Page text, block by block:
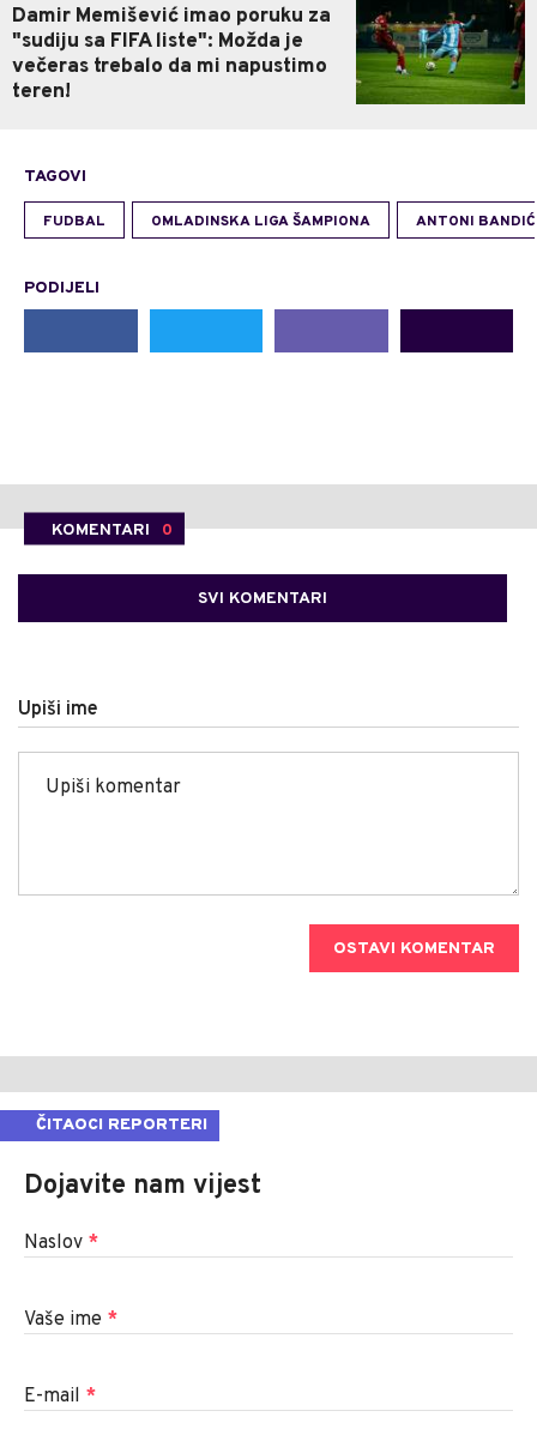
Damir Memišević imao poruku za
"sudiju sa FIFA liste": Možda je
večeras trebalo da mi napustimo
teren!
TAGOVI
FUDBAL OMLADINSKA LIGA ŠAMPIONA ANTONI BANDIĆ
PODIJELI
KOMENTARI 0
SVI KOMENTARI
Upiši ime
OSTAVI KOMENTAR
ČITAOCI REPORTERI
Dojavite nam vijest
Naslov *
Vaše ime *
E-mail *